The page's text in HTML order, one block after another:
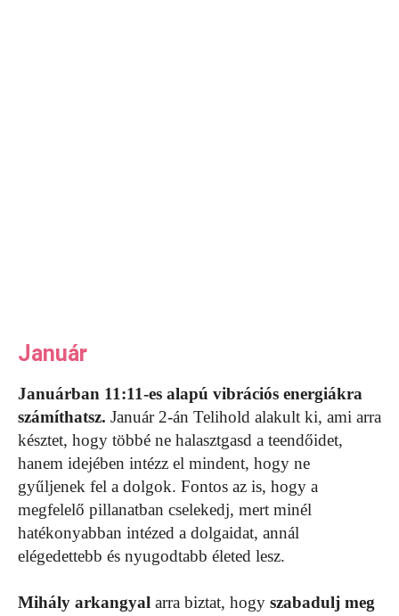
Január
Januárban 11:11-es alapú vibrációs energiákra
számíthatsz. Január 2-án Telihold alakult ki, ami arra
késztet, hogy többé ne halasztgasd a teendőidet,
hanem idejében intézz el mindent, hogy ne
gyűljenek fel a dolgok. Fontos az is, hogy a
megfelelő pillanatban cselekedj, mert minél
hatékonyabban intézed a dolgaidat, annál
elégedettebb és nyugodtabb életed lesz.
Mihály arkangyal arra biztat, hogy szabadulj meg